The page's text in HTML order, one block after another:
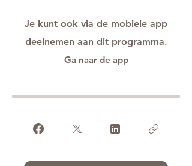
Je kunt ook via de mobiele app
deelnemen aan dit programma.
Ga naar de app